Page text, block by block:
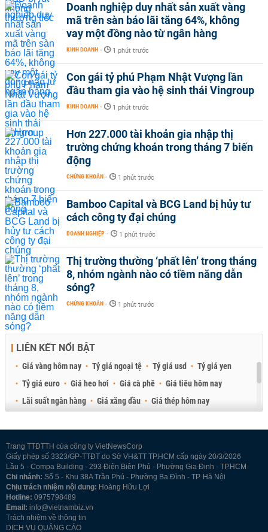
Doanh nghiệp duy nhất sản xuất vàng
mã trên sàn báo lãi tăng 64%, không
vay một đồng nào từ ngân hàng
KINH DOANH - 1 phút trước
Con gái tỷ phú Phạm Nhật Vượng lần
đầu tham gia vào hệ sinh thái Vingroup
KINH DOANH - 1 phút trước
Hơn 227.000 tài khoản gia nhập thị
trường chứng khoán trong tháng 7 biến
động
CHỨNG KHOÁN - 1 phút trước
Bamboo Capital và BCG Land bị hủy tư
cách công ty đại chúng
DOANH NGHIỆP - 1 phút trước
Thị trường thường ‘phất lên’ trong tháng
8, nhóm ngành nào có tiềm năng dẫn
sóng?
CHỨNG KHOÁN - 1 phút trước
LIÊN KẾT NỔI BẬT
Giá vàng hôm nay Tỷ giá ngoại tệ Tỷ giá usd
Tỷ giá yen
Tỷ giá euro
Giá heo hơi Giá cà phê
Giá tiêu hôm nay
Lãi suất ngân hàng
Giá xăng dầu
Giá thép hôm nay
Trang TTĐTTH của công ty VietNewsCorp
Giấy phép số 3323/GP-TTĐT do Sở VH&TT TP.HCM cấp ngày 20/3/2026
Lầu 5 - Compa Building - 293 Điện Biên Phủ - Phường Gia Định - TP.HCM
Chi nhánh: Số 5 - Khu 38A Trần Phú - Phường Ba Đình - TP. Hà Nội
Chịu trách nhiệm nội dung: Hoàng Hữu Lợi
Hotline: 0975798489
Email: info@vietnambiz.vn
Trách nhiệm về thông tin
DỊCH VỤ QUẢNG CÁO